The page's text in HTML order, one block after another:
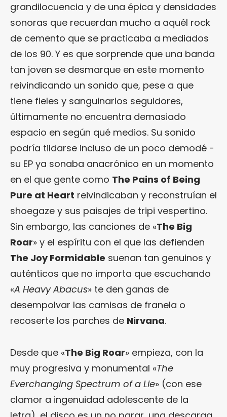
grandilocuencia y de una épica y densidades
sonoras que recuerdan mucho a aquél rock
de cemento que se practicaba a mediados
de los 90. Y es que sorprende que una banda
tan joven se desmarque en este momento
reivindicando un sonido que, pese a que
tiene fieles y sanguinarios seguidores,
últimamente no encuentra demasiado
espacio en según qué medios. Su sonido
podría tildarse incluso de un poco demodé -
su EP ya sonaba anacrónico en un momento
en el que gente como The Pains of Being
Pure at Heart reivindicaban y reconstruían el
shoegaze y sus paisajes de tripi vespertino.
Sin embargo, las canciones de «The Big
Roar» y el espíritu con el que las defienden
The Joy Formidable suenan tan genuinos y
auténticos que no importa que escuchando
«A Heavy Abacus» te den ganas de
desempolvar las camisas de franela o
recoserte los parches de Nirvana.
Desde que «The Big Roar» empieza, con la
muy progresiva y monumental «The
Everchanging Spectrum of a Lie» (con ese
clamor a ingenuidad adolescente de la